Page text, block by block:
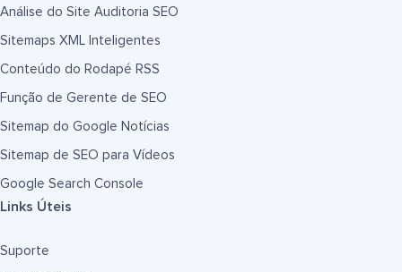
Análise do Site Auditoria SEO
Sitemaps XML Inteligentes
Conteúdo do Rodapé RSS
Função de Gerente de SEO
Sitemap do Google Notícias
Sitemap de SEO para Vídeos
Google Search Console
Links Úteis
Suporte